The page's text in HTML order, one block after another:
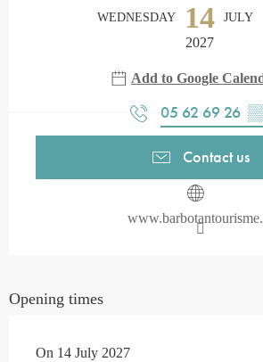
WEDNESDAY 14 JULY
2027
Add to Google
05 62 69 26
Contact us
Opening times
On 14 July 2027